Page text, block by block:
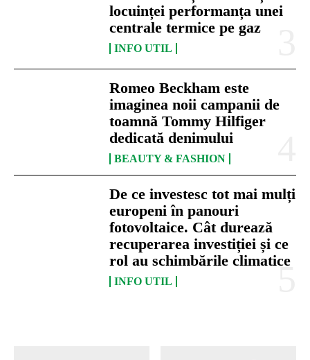
locuinței performanța unei
centrale termice pe gaz
INFO UTIL
Romeo Beckham este
imaginea noii campanii de
toamnă Tommy Hilfiger
dedicată denimului
BEAUTY & FASHION
De ce investesc tot mai mulți
europeni în panouri
fotovoltaice. Cât durează
recuperarea investiției și ce
rol au schimbările climatice
INFO UTIL